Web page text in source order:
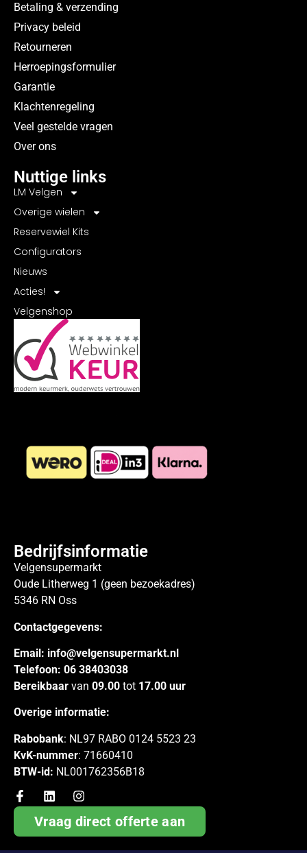
Betaling & verzending
Privacy beleid
Retourneren
Herroepingsformulier
Garantie
Klachtenregeling
Veel gestelde vragen
Over ons
Nuttige links
LM Velgen
Overige wielen
Reservewiel Kits
Configurators
Nieuws
Acties!
Velgenshop
Bedrijfsinformatie
Velgensupermarkt
Oude Litherweg 1 (geen bezoekadres)
5346 RN Oss
Contactgegevens:
Email: info@velgensupermarkt.nl
Telefoon: 06 38403038
Bereikbaar van 09.00 tot 17.00 uur
Overige informatie:
Rabobank: NL97 RABO 0124 5523 23
KvK-nummer: 71660410
BTW-id: NL001762356B18
Vraag direct offerte aan